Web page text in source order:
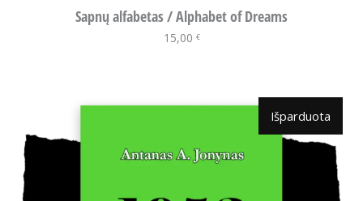
Sapnų alfabetas / Alphabet of Dreams
15,00 €
Išparduota